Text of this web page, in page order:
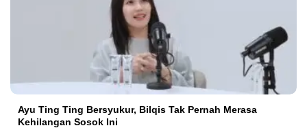
Ayu Ting Ting Bersyukur, Bilqis Tak Pernah Merasa
Kehilangan Sosok Ini